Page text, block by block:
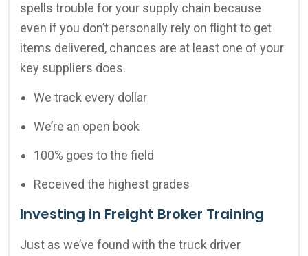
spells trouble for your supply chain because
even if you don’t personally rely on flight to get
items delivered, chances are at least one of your
key suppliers does.
We track every dollar
We’re an open book
100% goes to the field
Received the highest grades
Investing in Freight Broker Training
Just as we’ve found with the truck driver